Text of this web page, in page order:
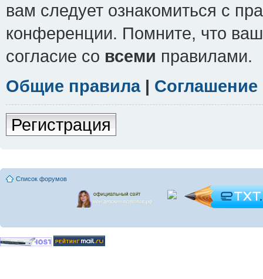
вам следует ознакомиться с
конференции. Помните, что
согласие со всеми правилами.
Общие правила|
Регистрация
Список форумов